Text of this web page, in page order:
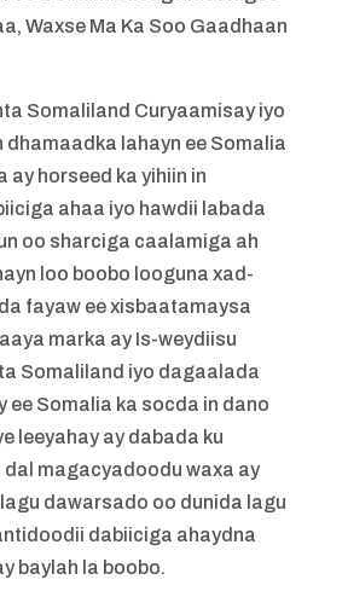
Waxse Ma Ka Soo Gaadhaan
Somaliland Curyaamisay iyo
lahayn ee Somalia
ay horseed ka yihiin in
ahaa iyo hawdii labada
oo sharciga caalamiga ah
loo boobo looguna xad-
fayaw ee xisbaatamaysa
marka ay Is-weydiisu
Somaliland iyo dagaalada
ee Somalia ka socda in dano
leeyahay ay dabada ku
dal magacyadoodu waxa ay
dawarsado oo dunida lagu
dabiiciga ahaydna
baylah la boobo.